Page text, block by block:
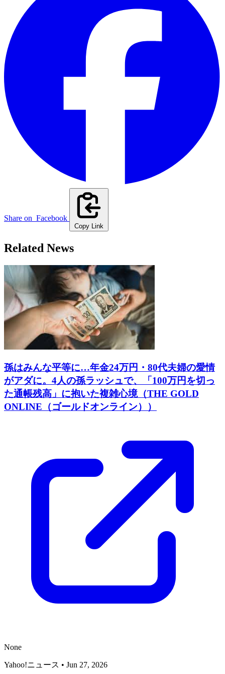
Share on Facebook
Copy Link
Related News
孫はみんな平等に…年金24万円・80代夫婦の愛情
がアダに。4人の孫ラッシュで、「100万円を切っ
た通帳残高」に抱いた複雑心境（THE GOLD
ONLINE（ゴールドオンライン））
None
Yahoo!ニュース • Jun 27, 2026